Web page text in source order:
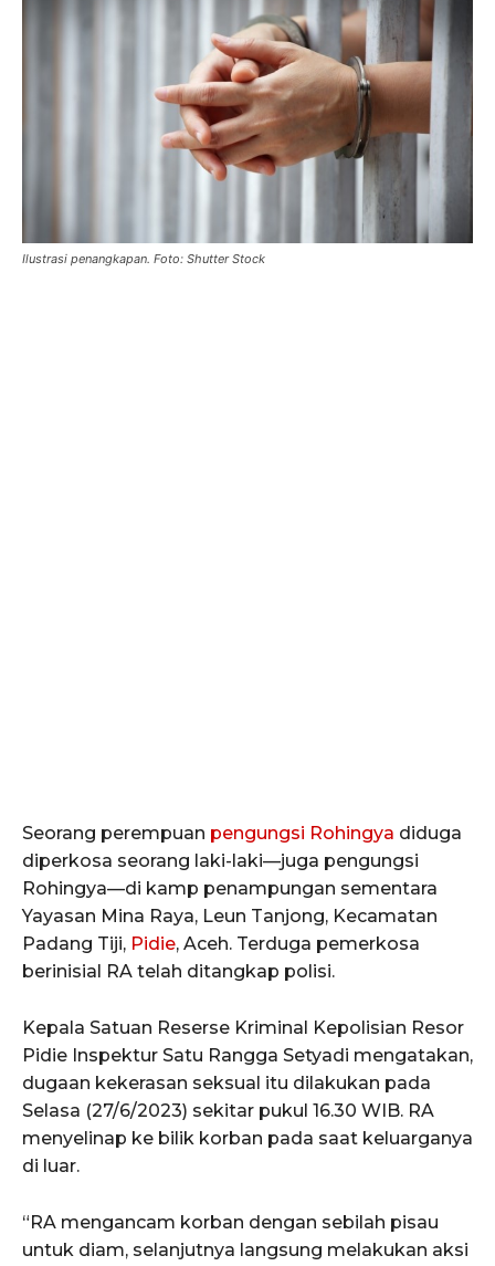
Ilustrasi penangkapan. Foto: Shutter Stock
Seorang perempuan pengungsi Rohingya diduga
diperkosa seorang laki-laki—juga pengungsi
Rohingya—di kamp penampungan sementara
Yayasan Mina Raya, Leun Tanjong, Kecamatan
Padang Tiji, Pidie, Aceh. Terduga pemerkosa
berinisial RA telah ditangkap polisi.
Kepala Satuan Reserse Kriminal Kepolisian Resor
Pidie Inspektur Satu Rangga Setyadi mengatakan,
dugaan kekerasan seksual itu dilakukan pada
Selasa (27/6/2023) sekitar pukul 16.30 WIB. RA
menyelinap ke bilik korban pada saat keluarganya
di luar.
“RA mengancam korban dengan sebilah pisau
untuk diam, selanjutnya langsung melakukan aksi